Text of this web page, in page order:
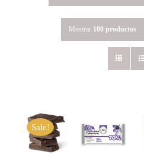
Mostrar 100 productos
Sale!
SELECCIONAR
OPCIONES
ESTE
PRODUCTO
/
DETALLES
CARRITO